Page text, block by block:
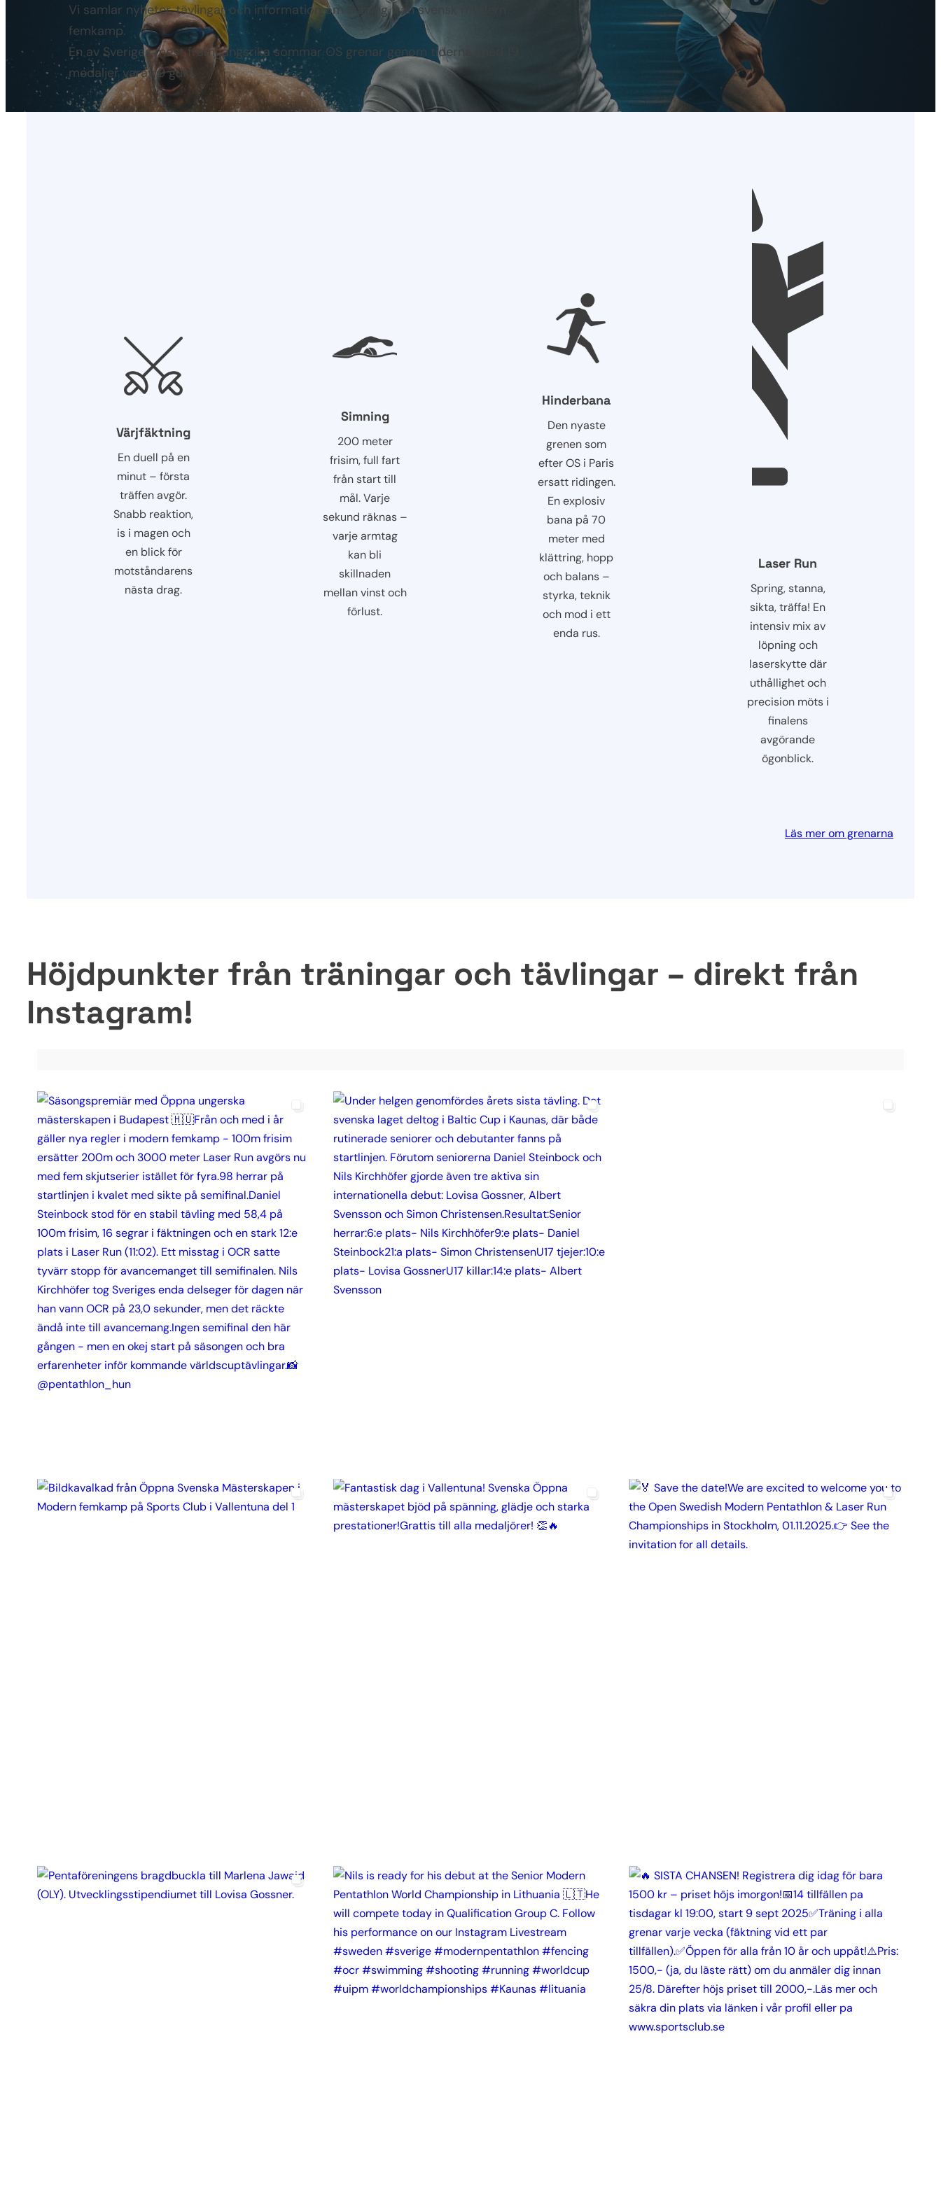
Vi samlar nyheter, tävlingar och information om träning från svensk modern
femkamp.
En av Sveriges mest framgångsrika sommar OS grenar genom tiderna, med 19
medaljer varav 9 guld.
Värjfäktning
En duell på en
minut – första
träffen avgör.
Snabb reaktion,
is i magen och
en blick för
motståndarens
nästa drag.
Simning
200 meter
frisim, full fart
från start till
mål. Varje
sekund räknas –
varje armtag
kan bli
skillnaden
mellan vinst och
förlust.
Hinderbana
Den nyaste
grenen som
efter OS i Paris
ersatt ridingen.
En explosiv
bana på 70
meter med
klättring, hopp
och balans –
styrka, teknik
och mod i ett
enda rus.
Laser Run
Spring, stanna,
sikta, träffa! En
intensiv mix av
löpning och
laserskytte där
uthållighet och
precision möts i
finalens
avgörande
ögonblick.
Läs mer om grenarna
Höjdpunkter från träningar och tävlingar – direkt från
Instagram!